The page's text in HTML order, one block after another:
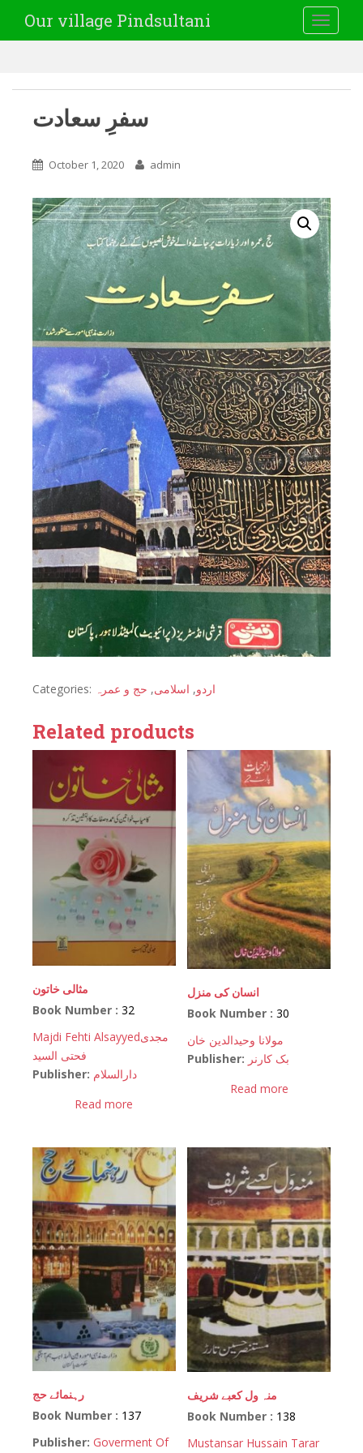
Our village Pindsultani
سفرِ سعادت
October 1, 2020 admin
Categories: اردو, اسلامی, حج و عمرہ
Related products
مثالی خاتون
Book Number : 32
Majdi Fehti Alsayyedمجدی
فحتی السید
Publisher: دارالسلام
Read more
انسان کی منزل
Book Number :30
مولانا وحیدالدین خان
Publisher: بک کارنر
Read more
رہنمائے حج
Book Number : 137
Publisher: Goverment Of
منہ ول کعبے شریف
Book Number : 138
Mustansar Hussain Tarar